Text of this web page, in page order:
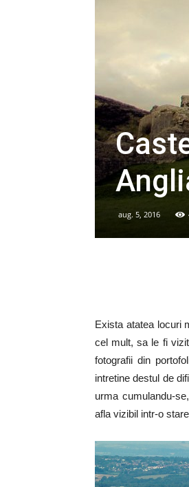
aug. 5, 2016
Exista atatea locuri
cel mult, sa le fi
fotografii din
intretine destul de
urma cumulandu-
afla vizibil intr-o